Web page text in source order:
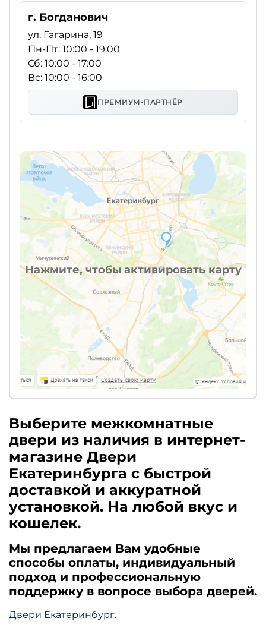
Нажмите, чтобы активировать карту
г. Богданович
ул. Гагарина, 19
Пн-Пт: 10:00 - 19:00
Сб: 10:00 - 17:00
Вс: 10:00 - 16:00
ПРЕМИУМ-ПАРТНЁР
Выберите межкомнатные
двери из наличия в интернет-
магазине Двери
Екатеринбурга с быстрой
доставкой и аккуратной
установкой. На любой вкус и
кошелек.
Мы предлагаем Вам удобные
способы оплаты, индивидуальный
подход и профессиональную
поддержку в вопросе выбора дверей.
Двери Екатеринбург.